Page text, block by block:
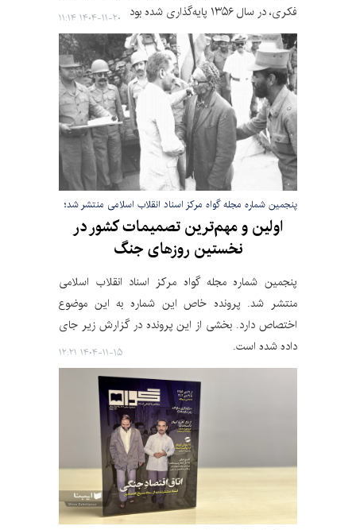
فکری، در سال ۱۳۵۶ پایه‌گذاری شده بود
۱۴۰۴-۱۱-۲۰ ۱۱:۱۴
پنجمین شماره مجله گواه مرکز اسناد انقلاب اسلامی منتشر شد؛
اولین و مهم‌ترین تصمیمات کشور در
نخستین روزهای جنگ
پنجمین شماره مجله گواه مرکز اسناد انقلاب اسلامی
منتشر شد. پرونده خاص این شماره به این موضوع
اختصاص دارد. بخشی از این پرونده در گزارش زیر جای
داده شده است.
۱۴۰۴-۱۱-۱۵ ۱۲:۲۱